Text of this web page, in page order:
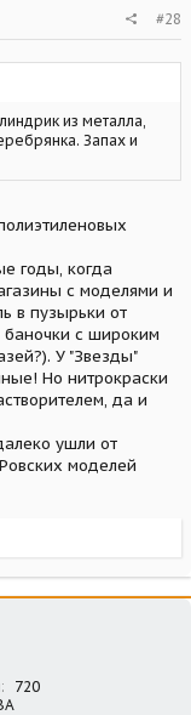
#28
из металла,
Запах и
годы, когда
с моделями и
в пузырьки от
баночки с широким
У "Звезды"
Но нитрокраски
да и
ушли от
моделей
720